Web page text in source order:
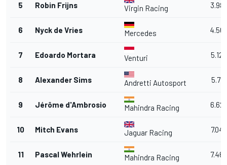
5 Robin Frijns Virgin Racing
6 Nyck de Vries Mercedes
7 Edoardo Mortara Venturi 5.122
8 Alexander Sims Andretti Autosport 5.715
9 Jérôme d'Ambrosio Mahindra Racing
10 Mitch Evans Jaguar Racing 7.048
11 Pascal Wehrlein Mahindra Racing 7.460